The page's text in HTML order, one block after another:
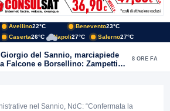
Avellino22°C Benevento23°C
Caserta26°C Napoli27°C Salerno27°C
del Sannio, marciapiede
Falcone e Borsellino: Zampetti e
replicano alle polemiche
8 ORE FA
nel Sannio, NdC: “Confermata la